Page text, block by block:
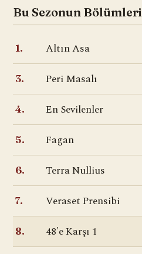
Bu Sezonun Bölümleri
1. Altın Asa
3. Peri Masalı
4. En Sevilenler
5. Fagan
6. Terra Nullius
7. Veraset Prensibi
8. 48'e Karşı 1